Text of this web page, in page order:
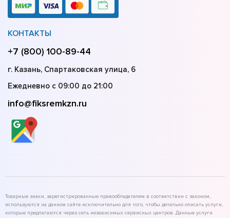
КОНТАКТЫ
+7 (800) 100-89-44
г. Казань, Спартаковская улица, 6
Ежедневно с 09:00 до 21:00
info@fiksremkzn.ru
Товарные знаки, зарегистрированные правообладателем в соответствии с законом,
используются на данном сайте исключительно для того, чтобы детально описать услуги,
которые предлагаются через сеть независимых сервисных центров. Данные услуги